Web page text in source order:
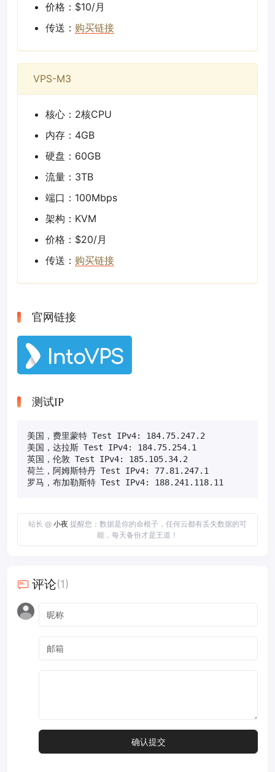
价格：$10/月
传送： 购买链接
VPS-M3
核心：2核CPU
内存：4GB
硬盘：60GB
流量：3TB
端口：100Mbps
架构：KVM
价格：$20/月
传送： 购买链接
官网链接
测试IP
美国，费里蒙特 Test IPv4: 184.75.247.2
美国，达拉斯 Test IPv4: 184.75.254.1
英国，伦敦 Test IPv4: 185.105.34.2
荷兰，阿姆斯特丹 Test IPv4: 77.81.247.1
罗马，布加勒斯特 Test IPv4: 188.241.118.11
站长 @ 小夜 提醒您：数据是你的命根子，任何云都有丢失数据的可
能，每天备份才是王道！
评论(1)